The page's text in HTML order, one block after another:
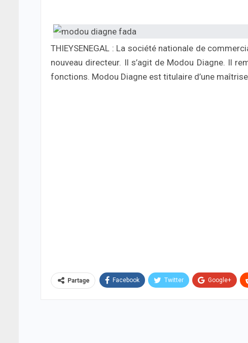
THIEYSENEGAL : La société nationale de
nouveau directeur. Il s’agit de Modou Diagne. Il
fonctions. Modou Diagne est titulaire d’une
Partage Facebook Twitter Google+